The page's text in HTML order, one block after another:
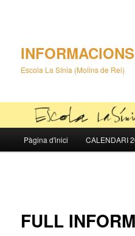
INFORMACIONS
Escola La Sínia (Molins de Rei)
Aneu
principal
Pàgina d'inici CALENDARI
FULL